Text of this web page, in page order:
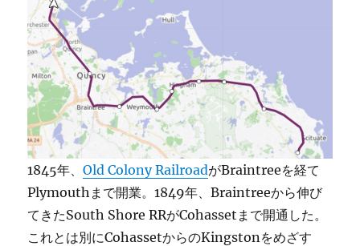
1845年、Old Colony RailroadがBraintreeを経て
Plymouthまで開業。1849年、Braintreeから伸び
てきたSouth Shore RRがCohassetまで開通した。
これとは別にCohassetからのKingstonをめざす